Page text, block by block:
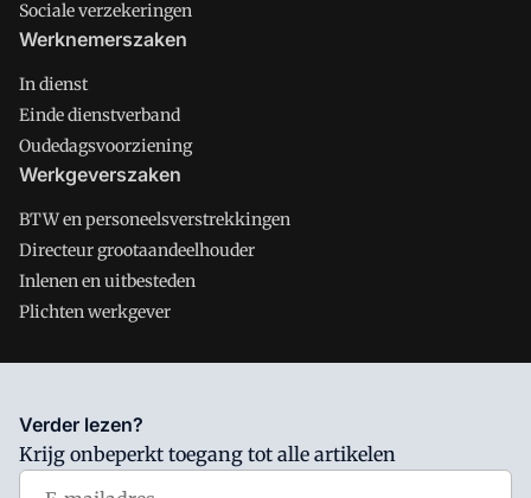
Sociale verzekeringen
Werknemerszaken
In dienst
Einde dienstverband
Oudedagsvoorziening
Werkgeverszaken
BTW en personeelsverstrekkingen
Directeur grootaandeelhouder
Inlenen en uitbesteden
Plichten werkgever
Salarisnet is onderdeel van VMN media. Lees in
waar VMN media voor staat. Op gebruik van deze site zijn de
volgende regelingen van toepassing:Algemene Voorwaarden
Verder lezen?
Krijg onbeperkt toegang tot alle artikelen